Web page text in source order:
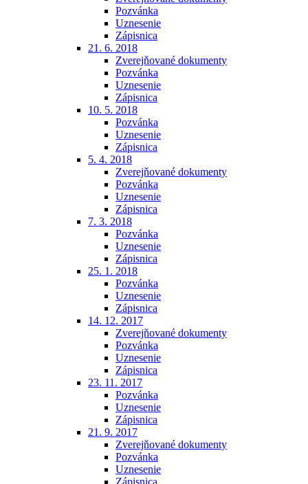
Pozvánka
Uznesenie
Zápisnica
21. 6. 2018
Zverejňované dokumenty
Pozvánka
Uznesenie
Zápisnica
10. 5. 2018
Pozvánka
Uznesenie
Zápisnica
5. 4. 2018
Zverejňované dokumenty
Pozvánka
Uznesenie
Zápisnica
7. 3. 2018
Pozvánka
Uznesenie
Zápisnica
25. 1. 2018
Pozvánka
Uznesenie
Zápisnica
14. 12. 2017
Zverejňované dokumenty
Pozvánka
Uznesenie
Zápisnica
23. 11. 2017
Pozvánka
Uznesenie
Zápisnica
21. 9. 2017
Zverejňované dokumenty
Pozvánka
Uznesenie
Zápisnica